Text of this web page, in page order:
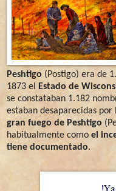
Peshtigo (Postigo) era de
1873 el
Estado de
se constataban 1.182
estaban desaparecidas por
gran fuego de Peshtigo
habitualmente como el
tiene documentado.